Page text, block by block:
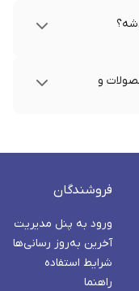
و
فروشندگان
ورود به پنل مدیریت
آخرین به‌روز رسانی‌ها
شرایط استفاده
راهنما